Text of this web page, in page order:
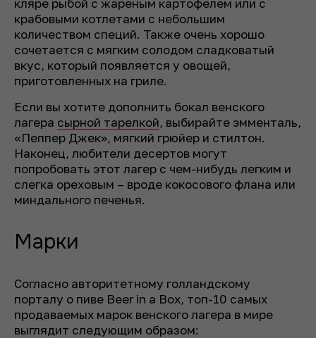
крабовыми котлетами с небольшим
количеством специй. Также очень хорошо
сочетается с мягким солодом сладковатый
вкус, который появляется у овощей,
приготовленных на гриле.
Если вы хотите дополнить бокал венского
лагера сырной тарелкой, выбирайте эмменталь,
«Пеппер Джек», мягкий грюйер и стилтон.
Наконец, любители десертов могут
попробовать этот лагер с чем-нибудь легким и
слегка ореховым – вроде кокосового флана или
миндального печенья.
Марки
Согласно авторитетному голландскому
порталу о пиве Beer in a Box, топ-10 самых
продаваемых марок венского лагера в мире
выглядит следующим образом: